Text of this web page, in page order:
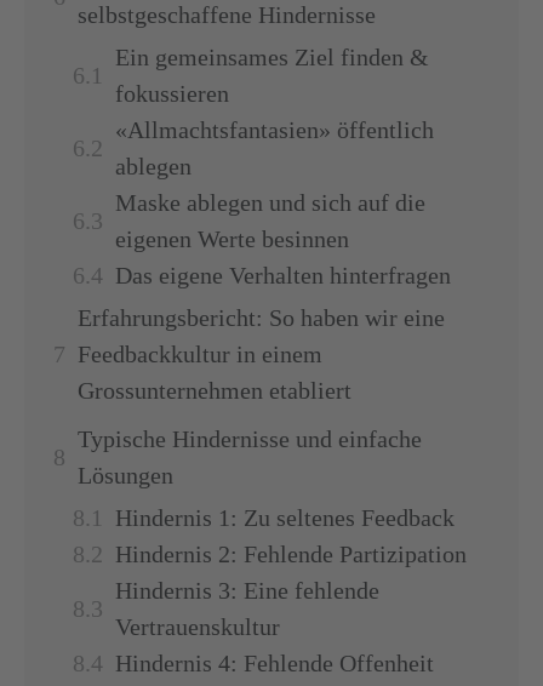
selbstgeschaffene Hindernisse
Ein gemeinsames Ziel finden &
fokussieren
«Allmachtsfantasien» öffentlich
ablegen
Maske ablegen und sich auf die
eigenen Werte besinnen
Das eigene Verhalten hinterfragen
Erfahrungsbericht: So haben wir eine
Feedbackkultur in einem
Grossunternehmen etabliert
Typische Hindernisse und einfache
Lösungen
Hindernis 1: Zu seltenes Feedback
Hindernis 2: Fehlende Partizipation
Hindernis 3: Eine fehlende
Vertrauenskultur
Hindernis 4: Fehlende Offenheit